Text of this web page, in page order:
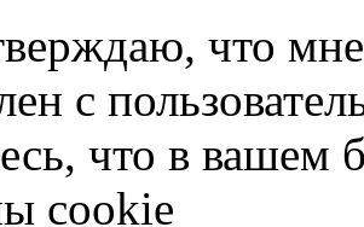
что
с
что в вашем
cookie